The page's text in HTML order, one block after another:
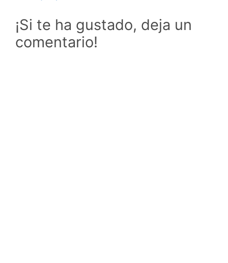
¡Si te ha gustado, deja un
comentario!